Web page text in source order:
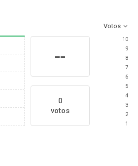
Votos
--
0
votos
10
9
8
7
6
5
4
3
2
1